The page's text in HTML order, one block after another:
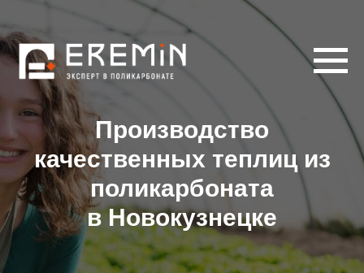
Производство
качественных теплиц из
поликарбоната
в Новокузнецке